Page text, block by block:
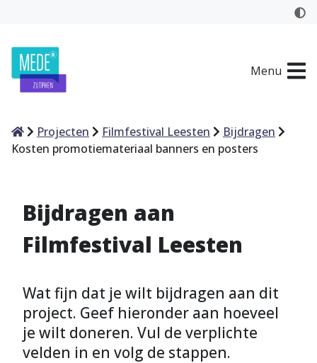
Menu
HomeProjecten Filmfestival Leesten
Bijdragen
Kosten promotiemateriaal banners en posters
Bijdragen aan
Filmfestival Leesten
Wat fijn dat je wilt bijdragen aan dit
project. Geef hieronder aan hoeveel
je wilt doneren. Vul de verplichte
velden in en volg de stappen.